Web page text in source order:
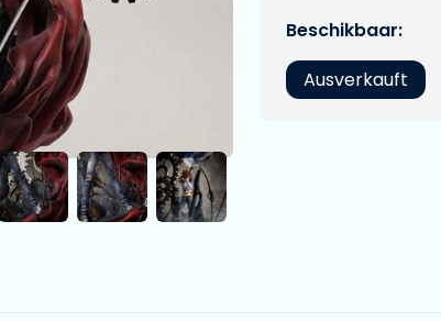
Beschikbaar:
Ausverkauft